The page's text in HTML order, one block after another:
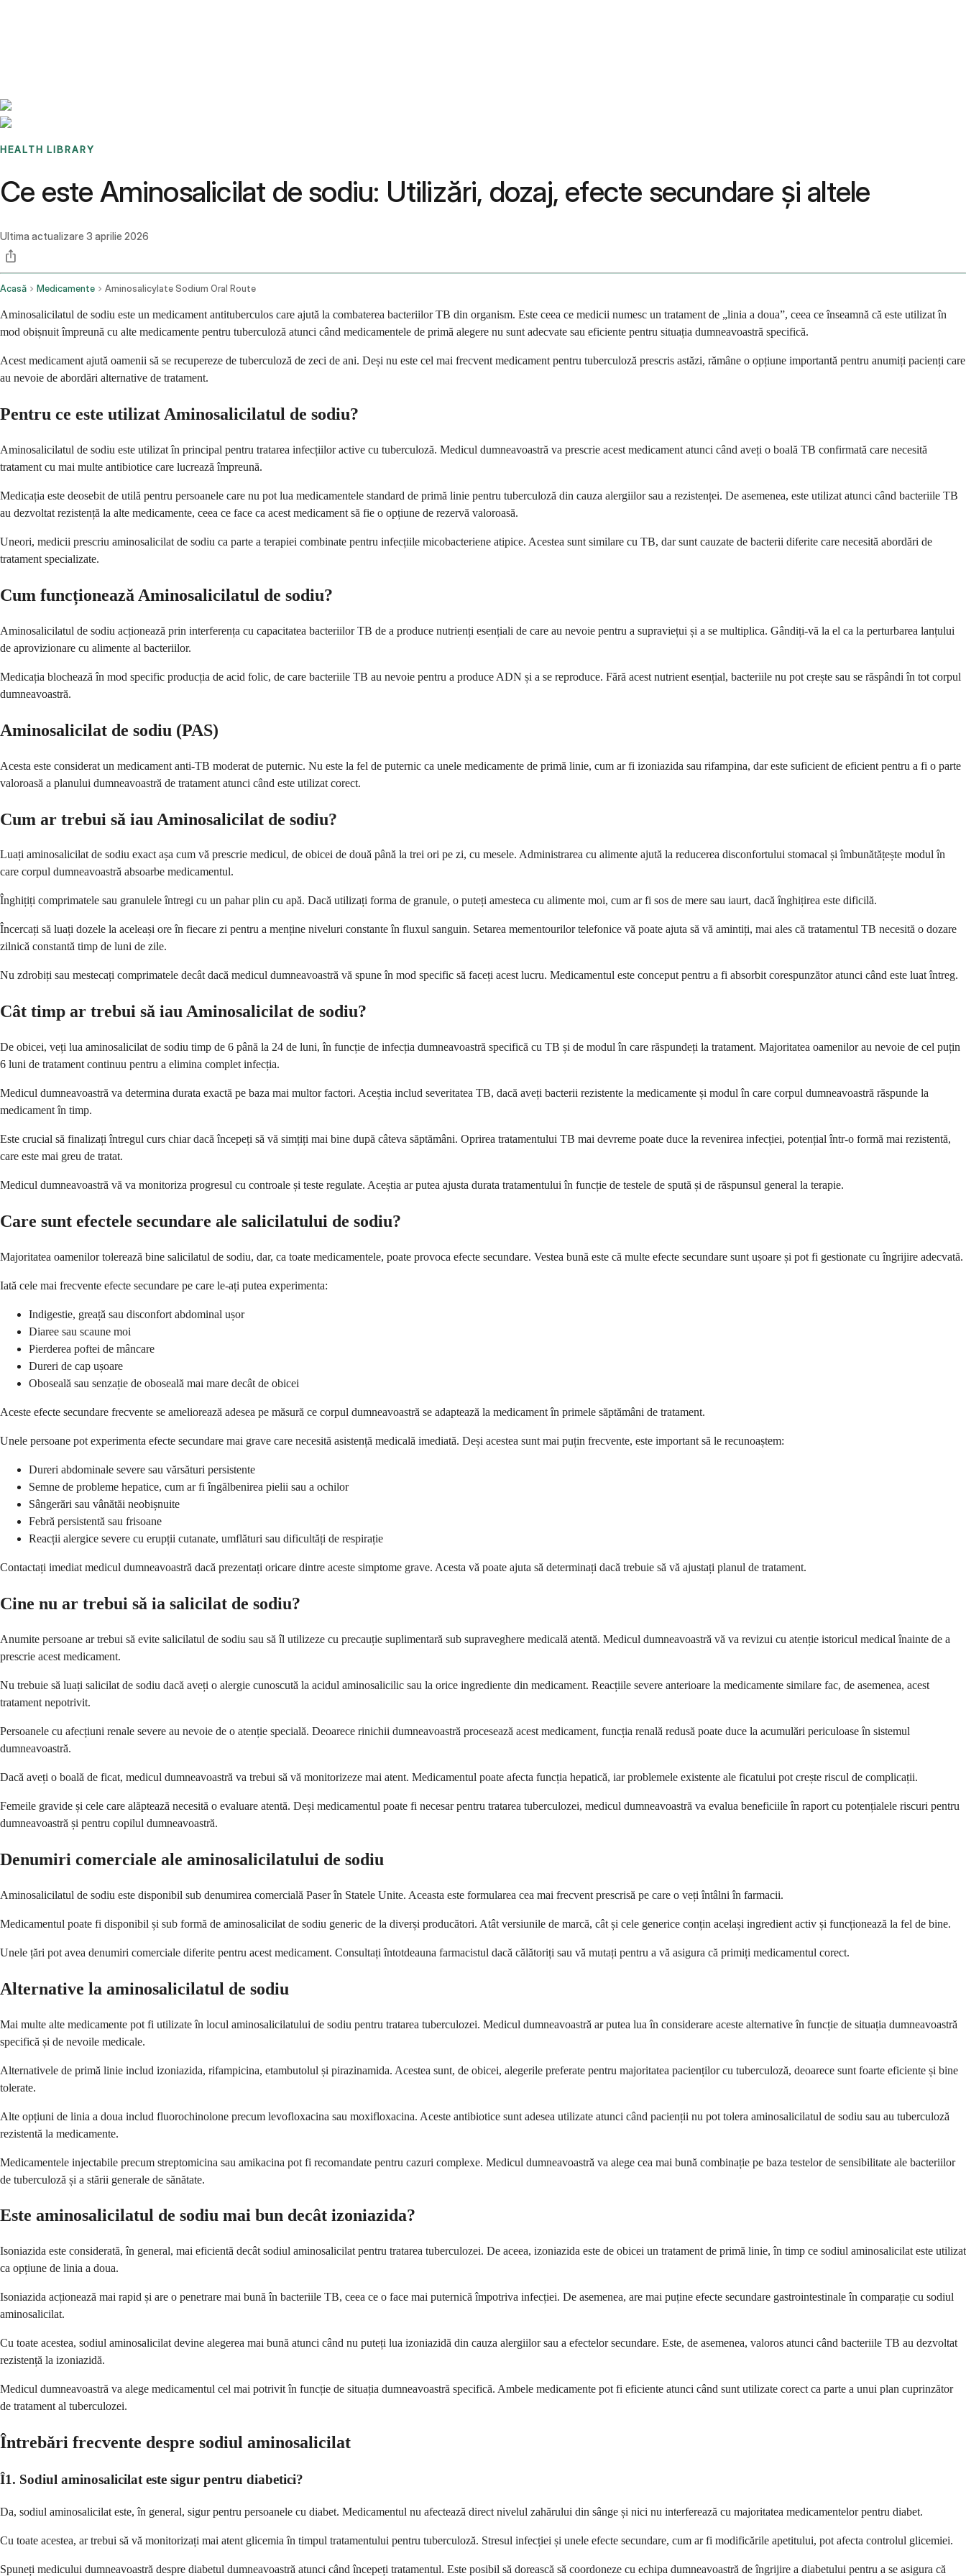
HEALTH LIBRARY
Ce este Aminosalicilat de sodiu: Utilizări, dozaj, efecte secundare și altele
Ultima actualizare 3 aprilie 2026
Acasă Medicamente Aminosalicylate Sodium Oral Route
Aminosalicilatul de sodiu este un medicament antituberculos care ajută la combaterea bacteriilor TB din organism. Este ceea ce medicii numesc un tratament de „linia a doua”, ceea ce înseamnă că este utilizat în
mod obișnuit împreună cu alte medicamente pentru tuberculoză atunci când medicamentele de primă alegere nu sunt adecvate sau eficiente pentru situația dumneavoastră specifică.
Acest medicament ajută oamenii să se recupereze de tuberculoză de zeci de ani. Deși nu este cel mai frecvent medicament pentru tuberculoză prescris astăzi, rămâne o opțiune importantă pentru anumiți pacienți care
au nevoie de abordări alternative de tratament.
Pentru ce este utilizat Aminosalicilatul de sodiu?
Aminosalicilatul de sodiu este utilizat în principal pentru tratarea infecțiilor active cu tuberculoză. Medicul dumneavoastră va prescrie acest medicament atunci când aveți o boală TB confirmată care necesită
tratament cu mai multe antibiotice care lucrează împreună.
Medicația este deosebit de utilă pentru persoanele care nu pot lua medicamentele standard de primă linie pentru tuberculoză din cauza alergiilor sau a rezistenței. De asemenea, este utilizat atunci când bacteriile TB
au dezvoltat rezistență la alte medicamente, ceea ce face ca acest medicament să fie o opțiune de rezervă valoroasă.
Uneori, medicii prescriu aminosalicilat de sodiu ca parte a terapiei combinate pentru infecțiile micobacteriene atipice. Acestea sunt similare cu TB, dar sunt cauzate de bacterii diferite care necesită abordări de
tratament specializate.
Cum funcționează Aminosalicilatul de sodiu?
Aminosalicilatul de sodiu acționează prin interferența cu capacitatea bacteriilor TB de a produce nutrienți esențiali de care au nevoie pentru a supraviețui și a se multiplica. Gândiți-vă la el ca la perturbarea lanțului
de aprovizionare cu alimente al bacteriilor.
Medicația blochează în mod specific producția de acid folic, de care bacteriile TB au nevoie pentru a produce ADN și a se reproduce. Fără acest nutrient esențial, bacteriile nu pot crește sau se răspândi în tot corpul
dumneavoastră.
Aminosalicilat de sodiu (PAS)
Acesta este considerat un medicament anti-TB moderat de puternic. Nu este la fel de puternic ca unele medicamente de primă linie, cum ar fi izoniazida sau rifampina, dar este suficient de eficient pentru a fi o parte
valoroasă a planului dumneavoastră de tratament atunci când este utilizat corect.
Cum ar trebui să iau Aminosalicilat de sodiu?
Luați aminosalicilat de sodiu exact așa cum vă prescrie medicul, de obicei de două până la trei ori pe zi, cu mesele. Administrarea cu alimente ajută la reducerea disconfortului stomacal și îmbunătățește modul în
care corpul dumneavoastră absoarbe medicamentul.
Înghițiți comprimatele sau granulele întregi cu un pahar plin cu apă. Dacă utilizați forma de granule, o puteți amesteca cu alimente moi, cum ar fi sos de mere sau iaurt, dacă înghițirea este dificilă.
Încercați să luați dozele la aceleași ore în fiecare zi pentru a menține niveluri constante în fluxul sanguin. Setarea mementourilor telefonice vă poate ajuta să vă amintiți, mai ales că tratamentul TB necesită o dozare
zilnică constantă timp de luni de zile.
Nu zdrobiți sau mestecați comprimatele decât dacă medicul dumneavoastră vă spune în mod specific să faceți acest lucru. Medicamentul este conceput pentru a fi absorbit corespunzător atunci când este luat întreg.
Cât timp ar trebui să iau Aminosalicilat de sodiu?
De obicei, veți lua aminosalicilat de sodiu timp de 6 până la 24 de luni, în funcție de infecția dumneavoastră specifică cu TB și de modul în care răspundeți la tratament. Majoritatea oamenilor au nevoie de cel puțin
6 luni de tratament continuu pentru a elimina complet infecția.
Medicul dumneavoastră va determina durata exactă pe baza mai multor factori. Aceștia includ severitatea TB, dacă aveți bacterii rezistente la medicamente și modul în care corpul dumneavoastră răspunde la
medicament în timp.
Este crucial să finalizați întregul curs chiar dacă începeți să vă simțiți mai bine după câteva săptămâni. Oprirea tratamentului TB mai devreme poate duce la revenirea infecției, potențial într-o formă mai rezistentă,
care este mai greu de tratat.
Medicul dumneavoastră vă va monitoriza progresul cu controale și teste regulate. Aceștia ar putea ajusta durata tratamentului în funcție de testele de spută și de răspunsul general la terapie.
Care sunt efectele secundare ale salicilatului de sodiu?
Majoritatea oamenilor tolerează bine salicilatul de sodiu, dar, ca toate medicamentele, poate provoca efecte secundare. Vestea bună este că multe efecte secundare sunt ușoare și pot fi gestionate cu îngrijire adecvată.
Iată cele mai frecvente efecte secundare pe care le-ați putea experimenta:
Indigestie, greață sau disconfort abdominal ușor
Diaree sau scaune moi
Pierderea poftei de mâncare
Dureri de cap ușoare
Oboseală sau senzație de oboseală mai mare decât de obicei
Aceste efecte secundare frecvente se ameliorează adesea pe măsură ce corpul dumneavoastră se adaptează la medicament în primele săptămâni de tratament.
Unele persoane pot experimenta efecte secundare mai grave care necesită asistență medicală imediată. Deși acestea sunt mai puțin frecvente, este important să le recunoaștem:
Dureri abdominale severe sau vărsături persistente
Semne de probleme hepatice, cum ar fi îngălbenirea pielii sau a ochilor
Sângerări sau vânătăi neobișnuite
Febră persistentă sau frisoane
Reacții alergice severe cu erupții cutanate, umflături sau dificultăți de respirație
Contactați imediat medicul dumneavoastră dacă prezentați oricare dintre aceste simptome grave. Acesta vă poate ajuta să determinați dacă trebuie să vă ajustați planul de tratament.
Cine nu ar trebui să ia salicilat de sodiu?
Anumite persoane ar trebui să evite salicilatul de sodiu sau să îl utilizeze cu precauție suplimentară sub supraveghere medicală atentă. Medicul dumneavoastră vă va revizui cu atenție istoricul medical înainte de a
prescrie acest medicament.
Nu trebuie să luați salicilat de sodiu dacă aveți o alergie cunoscută la acidul aminosalicilic sau la orice ingrediente din medicament. Reacțiile severe anterioare la medicamente similare fac, de asemenea, acest
tratament nepotrivit.
Persoanele cu afecțiuni renale severe au nevoie de o atenție specială. Deoarece rinichii dumneavoastră procesează acest medicament, funcția renală redusă poate duce la acumulări periculoase în sistemul
dumneavoastră.
Dacă aveți o boală de ficat, medicul dumneavoastră va trebui să vă monitorizeze mai atent. Medicamentul poate afecta funcția hepatică, iar problemele existente ale ficatului pot crește riscul de complicații.
Femeile gravide și cele care alăptează necesită o evaluare atentă. Deși medicamentul poate fi necesar pentru tratarea tuberculozei, medicul dumneavoastră va evalua beneficiile în raport cu potențialele riscuri pentru
dumneavoastră și pentru copilul dumneavoastră.
Denumiri comerciale ale aminosalicilatului de sodiu
Aminosalicilatul de sodiu este disponibil sub denumirea comercială Paser în Statele Unite. Aceasta este formularea cea mai frecvent prescrisă pe care o veți întâlni în farmacii.
Medicamentul poate fi disponibil și sub formă de aminosalicilat de sodiu generic de la diverși producători. Atât versiunile de marcă, cât și cele generice conțin același ingredient activ și funcționează la fel de bine.
Unele țări pot avea denumiri comerciale diferite pentru acest medicament. Consultați întotdeauna farmacistul dacă călătoriți sau vă mutați pentru a vă asigura că primiți medicamentul corect.
Alternative la aminosalicilatul de sodiu
Mai multe alte medicamente pot fi utilizate în locul aminosalicilatului de sodiu pentru tratarea tuberculozei. Medicul dumneavoastră ar putea lua în considerare aceste alternative în funcție de situația dumneavoastră
specifică și de nevoile medicale.
Alternativele de primă linie includ izoniazida, rifampicina, etambutolul și pirazinamida. Acestea sunt, de obicei, alegerile preferate pentru majoritatea pacienților cu tuberculoză, deoarece sunt foarte eficiente și bine
tolerate.
Alte opțiuni de linia a doua includ fluorochinolone precum levofloxacina sau moxifloxacina. Aceste antibiotice sunt adesea utilizate atunci când pacienții nu pot tolera aminosalicilatul de sodiu sau au tuberculoză
rezistentă la medicamente.
Medicamentele injectabile precum streptomicina sau amikacina pot fi recomandate pentru cazuri complexe. Medicul dumneavoastră va alege cea mai bună combinație pe baza testelor de sensibilitate ale bacteriilor
de tuberculoză și a stării generale de sănătate.
Este aminosalicilatul de sodiu mai bun decât izoniazida?
Isoniazida este considerată, în general, mai eficientă decât sodiul aminosalicilat pentru tratarea tuberculozei. De aceea, izoniazida este de obicei un tratament de primă linie, în timp ce sodiul aminosalicilat este utilizat
ca opțiune de linia a doua.
Isoniazida acționează mai rapid și are o penetrare mai bună în bacteriile TB, ceea ce o face mai puternică împotriva infecției. De asemenea, are mai puține efecte secundare gastrointestinale în comparație cu sodiul
aminosalicilat.
Cu toate acestea, sodiul aminosalicilat devine alegerea mai bună atunci când nu puteți lua izoniazidă din cauza alergiilor sau a efectelor secundare. Este, de asemenea, valoros atunci când bacteriile TB au dezvoltat
rezistență la izoniazidă.
Medicul dumneavoastră va alege medicamentul cel mai potrivit în funcție de situația dumneavoastră specifică. Ambele medicamente pot fi eficiente atunci când sunt utilizate corect ca parte a unui plan cuprinzător
de tratament al tuberculozei.
Întrebări frecvente despre sodiul aminosalicilat
Î1. Sodiul aminosalicilat este sigur pentru diabetici?
Da, sodiul aminosalicilat este, în general, sigur pentru persoanele cu diabet. Medicamentul nu afectează direct nivelul zahărului din sânge și nici nu interferează cu majoritatea medicamentelor pentru diabet.
Cu toate acestea, ar trebui să vă monitorizați mai atent glicemia în timpul tratamentului pentru tuberculoză. Stresul infecției și unele efecte secundare, cum ar fi modificările apetitului, pot afecta controlul glicemiei.
Spuneți medicului dumneavoastră despre diabetul dumneavoastră atunci când începeți tratamentul. Este posibil să dorească să coordoneze cu echipa dumneavoastră de îngrijire a diabetului pentru a se asigura că